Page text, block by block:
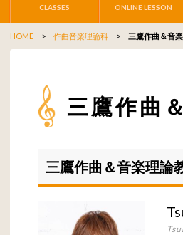
CLASSES ONLINE LESSON
HOME > 作曲音楽理論科 > 三鷹作曲＆音
三鷹作曲
三鷹作曲＆音楽理